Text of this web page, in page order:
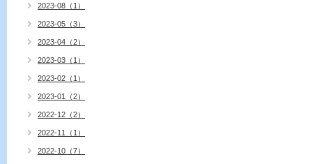
2023-08（1）
2023-05（3）
2023-04（2）
2023-03（1）
2023-02（1）
2023-01（2）
2022-12（2）
2022-11（1）
2022-10（7）